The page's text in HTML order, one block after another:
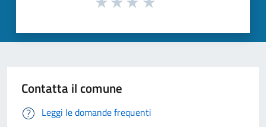
Contatta il comune
Leggi le domande frequenti